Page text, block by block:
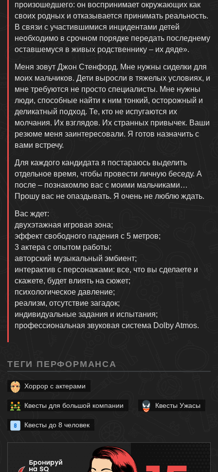
произошедшего: он воспринимает окружающих как
своих родных и отказывается принимать реальность.
В связи с участившимися инцидентами детей
необходимо в срочном порядке передать последнему
оставшемуся в живых родственнику – их дяде».
Меня зовут Джон Стенфорд. Мне нужны сиделки для
моих мальчиков. Дети выросли в тяжелых условиях, и
мне требуются не просто специалисты. Мне нужны
люди, способные найти к ним тонкий, осторожный и
деликатный подход. Те, кто не испугаются их
молчания. Их взглядов. Их странных привычек. Ваши
резюме меня заинтересовали. Я готов назначить с
вами встречу.
Для каждого кандидата я постараюсь выделить
отдельное время, чтобы провести личную беседу. А
после – познакомлю вас с моими мальчиками…
Прошу вас не опаздывать. Я очень не люблю ждать.
Вас ждет:
двухэтажная игровая зона;
эффект свободного падения с 5 метров;
3 актера с опытом работы;
авторский музыкальный эмбиент;
интерактив с персонажами: все, что вы сделаете и
скажете, будет влиять на сюжет;
психологическое давление;
реализм, отсутствие загадок;
индивидуальные задания и испытания;
профессиональная звуковая система Dolby Atmos.
ТЕГИ ПЕРФОРМАНСА
Хоррор с актерами
Квесты для большой компании Квесты Ужасы
Квесты до 8 человек